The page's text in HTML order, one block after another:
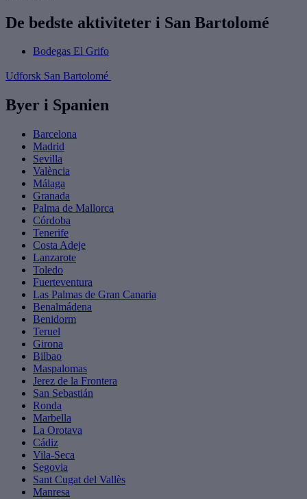
De bedste aktiviteter i San Bartolomé
Bodegas El Grifo
Udforsk San Bartolomé
Byer i Spanien
Barcelona
Madrid
Sevilla
València
Málaga
Granada
Palma de Mallorca
Córdoba
Tenerife
Costa Adeje
Lanzarote
Toledo
Fuerteventura
Las Palmas de Gran Canaria
Benalmádena
Benidorm
Teruel
Girona
Bilbao
Maspalomas
Jerez de la Frontera
San Sebastián
Ronda
Marbella
La Orotava
Cádiz
Vila-Seca
Segovia
Sant Cugat del Vallès
Manresa